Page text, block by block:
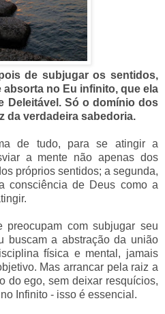
de subjugar os sentidos,
absorta no Eu infinito, que ela
Deleitável. Só o domínio dos
da verdadeira sabedoria.
de tudo, para se atingir a
a mente não apenas dos
próprios sentidos; a segunda,
consciência de Deus como a
com subjugar seu
buscam a abstração da união
física e mental, jamais
Mas arrancar pela raiz a
do ego, sem deixar resquícios,
Infinito - isso é essencial.